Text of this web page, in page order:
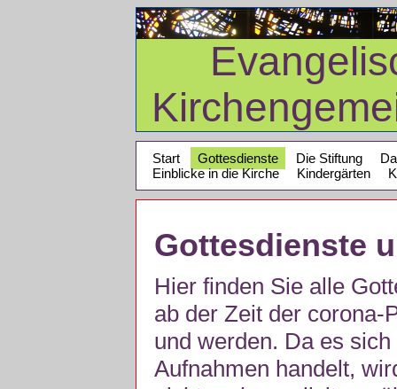
Start Gottesdienste Die Stiftung
Einblicke in die Kirche
Kindergärten
Gottesdienste
Hier finden Sie alle
ab der Zeit der corona-
und werden. Da es
Aufnahmen handelt,